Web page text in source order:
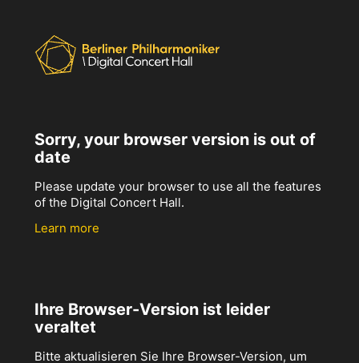
Sorry, your browser version is out of
date
Please update your browser to use all the features
of the Digital Concert Hall.
Learn more
Ihre Browser-Version ist leider
veraltet
Bitte aktualisieren Sie Ihre Browser-Version, um